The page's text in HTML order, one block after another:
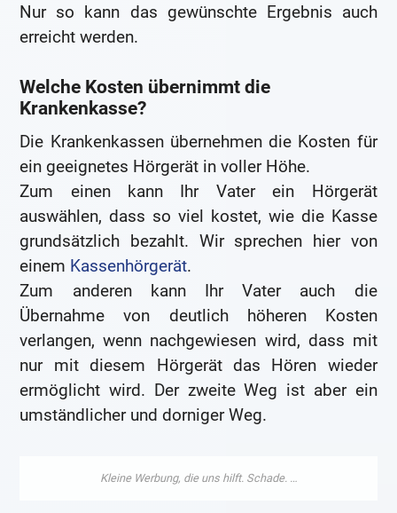
Nur so kann das gewünschte Ergebnis auch
erreicht werden.
Welche Kosten übernimmt die
Krankenkasse?
Die Krankenkassen übernehmen die Kosten für
ein geeignetes Hörgerät in voller Höhe.
Zum einen kann Ihr Vater ein Hörgerät
auswählen, dass so viel kostet, wie die Kasse
grundsätzlich bezahlt. Wir sprechen hier von
einem Kassenhörgerät.
Zum anderen kann Ihr Vater auch die
Übernahme von deutlich höheren Kosten
verlangen, wenn nachgewiesen wird, dass mit
nur mit diesem Hörgerät das Hören wieder
ermöglicht wird. Der zweite Weg ist aber ein
umständlicher und dorniger Weg.